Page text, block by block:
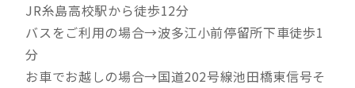
JR糸島高校駅から徒歩12分
バスをご利用の場合→波多江小前停留所下車徒歩1
分
お車でお越しの場合→国道202号線池田橋東信号そ